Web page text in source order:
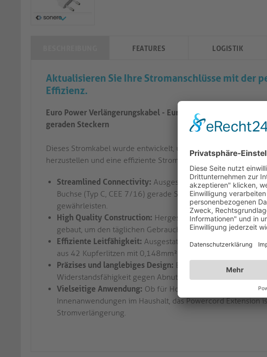
FEATURES LOGISTIK
Aktualisieren Sie Ihre Stromanschlüsse mit der
Effizienz.
Euro Power Verlängerungskabel - Euro-Stecker (Typ C, CEE
geraden Steckern
Dieses Stromkabel wurde entwickelt, um eine nahtlose
herzustellen und eine effiziente Stromübertragung zu
Streamlined Connectivity: Ausgestattet mit einem Euro-
Buchse (Typ C, CEE 7/16) gerade Stecker, die nahtlose
gewährleisten.
High Quality Construction: Hergestellt mit PVC-
gebaut, um den täglichen Gebrauch zu widerstehen und
Effiziente Leitfähigkeit: Ausgestattet mit Innenleitern mit
aus 42 Kupferlitzen mit 0,148mm² bestehen, wird eine
Präzises und langlebiges Design: Entwickelt mit einem
Widerstandsfähigkeit gegen Abnutzung gewährleistet.
Vielseitige Anwendung: Ob für Home-Entertainment-
Innenanwendungen im Haushalt, das Powercord Extension
Stromverlängerung.